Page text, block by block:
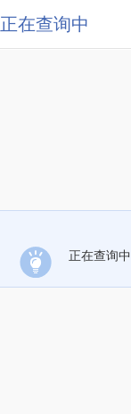
正在查询中
正在查询